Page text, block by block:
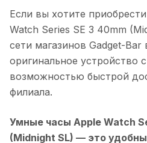
Если вы хотите приобрести
Watch Series SE 3 40mm
сети магазинов Gadget-Bar
оригинальное устройство
возможностью быстрой
филиала.
Умные часы Apple Watch
(Midnight SL) — это